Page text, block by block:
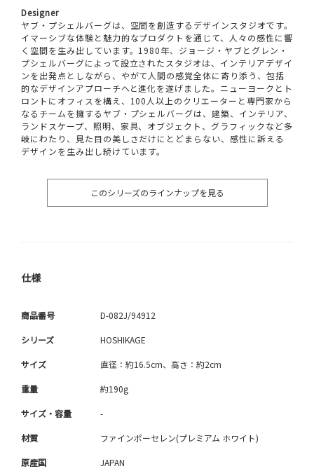
Designer
ヤブ・プシェルバーグは、空間を創造するデザインスタジオです。
イマーシブな体験と魅力的なプロダクトを通じて、人々の感性に響
く空間を生み出しています。1980年、ジョージ・ヤブとグレン・
プシェルバーグによって設立されたスタジオは、インテリアデザイ
ンを出発点としながら、やがて人間の感覚全体に寄り添う、包括
的なデザインアプローチへと進化を遂げました。ニューヨークとト
ロントにオフィスを構え、100人以上のクリエーターと専門家から
なるチームを擁するヤブ・プシェルバーグは、建築、インテリア、
ランドスケープ、照明、家具、オブジェクト、グラフィックなど多
岐にわたり、見た目の美しさだけにとどまらない、感性に訴える
デザインを生み出し続けています。
このシリーズのラインナップを見る
仕様
商品番号 D-082J/94912
シリーズ HOSHIKAGE
サイズ 直径：約16.5cm、高さ：約2cm
重量 約190g
サイズ・容量 -
材質 ファインポーセレン(プレミアム ホワイト)
原産国 JAPAN